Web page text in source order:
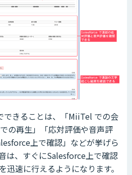
きることは、「MiiTel での会
の再生」「応対評価や音声評
上で確認」などが挙げら
は、すぐにSalesforce上で確認
迅速に行えるようになります。